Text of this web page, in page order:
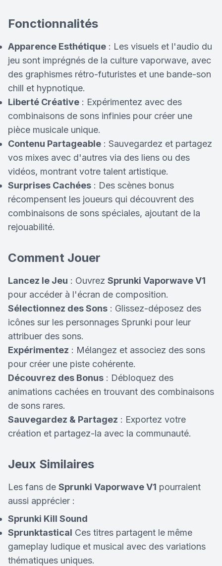
Fonctionnalités
Apparence Esthétique : Les visuels et l'audio du
jeu sont imprégnés de la culture vaporwave, avec
des graphismes rétro-futuristes et une bande-son
chill et hypnotique.
Liberté Créative : Expérimentez avec des
combinaisons de sons infinies pour créer une
pièce musicale unique.
Contenu Partageable : Sauvegardez et partagez
vos mixes avec d'autres via des liens ou des
vidéos, montrant votre talent artistique.
Surprises Cachées : Des scènes bonus
récompensent les joueurs qui découvrent des
combinaisons de sons spéciales, ajoutant de la
rejouabilité.
Comment Jouer
Lancez le Jeu : Ouvrez Sprunki Vaporwave V1
pour accéder à l'écran de composition.
Sélectionnez des Sons : Glissez-déposez des
icônes sur les personnages Sprunki pour leur
attribuer des sons.
Expérimentez : Mélangez et associez des sons
pour créer une piste cohérente.
Découvrez des Bonus : Débloquez des
animations cachées en trouvant des combinaisons
de sons rares.
Sauvegardez & Partagez : Exportez votre
création et partagez-la avec la communauté.
Jeux Similaires
Les fans de Sprunki Vaporwave V1 pourraient
aussi apprécier :
Sprunki Kill Sound
Sprunktastical Ces titres partagent le même
gameplay ludique et musical avec des variations
thématiques uniques.